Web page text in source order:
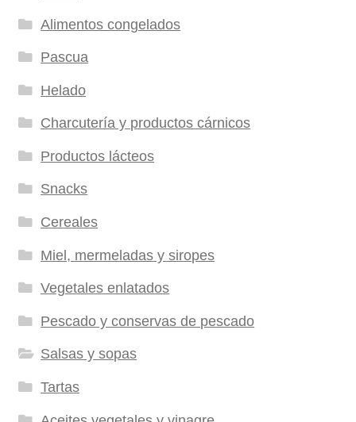
Alimentos congelados
Pascua
Helado
Charcutería y productos cárnicos
Productos lácteos
Snacks
Cereales
Miel, mermeladas y siropes
Vegetales enlatados
Pescado y conservas de pescado
Salsas y sopas
Tartas